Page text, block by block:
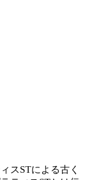
スSTによる古く